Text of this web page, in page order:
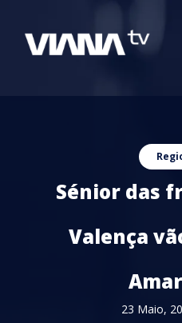
Sénior das
Valença
23 Maio,